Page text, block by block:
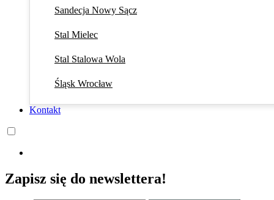
Sandecja Nowy Sącz
Stal Mielec
Stal Stalowa Wola
Śląsk Wrocław
Kontakt
Zapisz się do newslettera!